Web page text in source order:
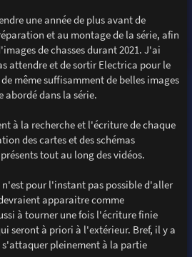
une année de plus avant de
et au montage de la série, afin
de chasses durant 2021. J'ai
attendre et de sortir Electrica pour le
même suffisamment de belles images
abordé dans la série.
à la recherche et l'écriture de chaque
des cartes et des schémas
tout au long des vidéos.
pour l'instant pas possible d'aller
apparaitre comme
à tourner une fois l'écriture finie
seront à priori à l'extérieur. Bref, il y a
pleinement à la partie